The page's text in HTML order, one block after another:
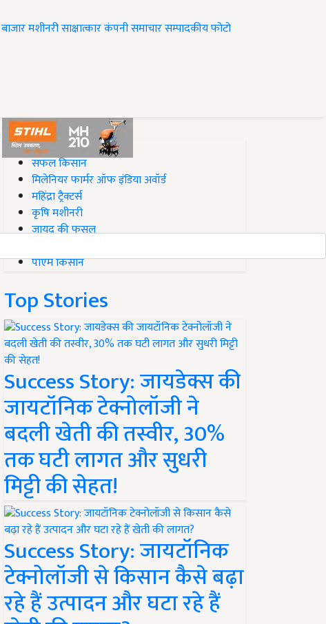
बाजारमशीनरीसाक्षात्कारकंपनी समाचारसम्पादकीयफोटो
#Top on Krishi Jagran
सफल किसान
मिलेनियर फार्मर ऑफ इंडिया अवॉर्ड
महिंद्रा ट्रैक्टर्स
कृषि मशीनरी
जायद की फसल
पीएम किसान
Top Stories
Success Story: जायडेक्स की
जायटॉनिक टेक्नोलॉजी ने
बदली खेती की तस्वीर, 30%
तक घटी लागत और सुधरी
मिट्टी की सेहत!
Success Story: जायटॉनिक
टेक्नोलॉजी से किसान कैसे बढ़ा
रहे हैं उत्पादन और घटा रहे हैं